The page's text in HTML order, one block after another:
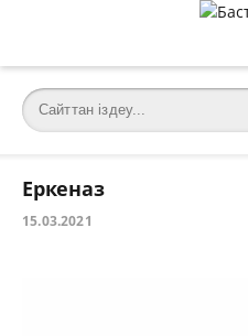
Еркеназ
15.03.2021